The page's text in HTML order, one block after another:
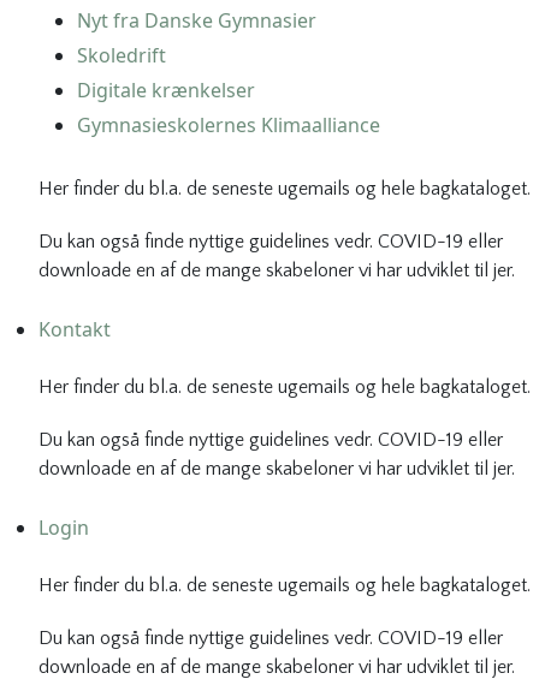
Nyt fra Danske Gymnasier
Skoledrift
Digitale krænkelser
Gymnasieskolernes Klimaalliance
Her finder du bl.a. de seneste ugemails og hele bagkataloget.
Du kan også finde nyttige guidelines vedr. COVID-19 eller
downloade en af de mange skabeloner vi har udviklet til jer.
Kontakt
Her finder du bl.a. de seneste ugemails og hele bagkataloget.
Du kan også finde nyttige guidelines vedr. COVID-19 eller
downloade en af de mange skabeloner vi har udviklet til jer.
Login
Her finder du bl.a. de seneste ugemails og hele bagkataloget.
Du kan også finde nyttige guidelines vedr. COVID-19 eller
downloade en af de mange skabeloner vi har udviklet til jer.